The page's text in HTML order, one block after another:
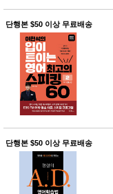
단행본 $50 이상 무료배송
단행본 $50 이상 무료배송